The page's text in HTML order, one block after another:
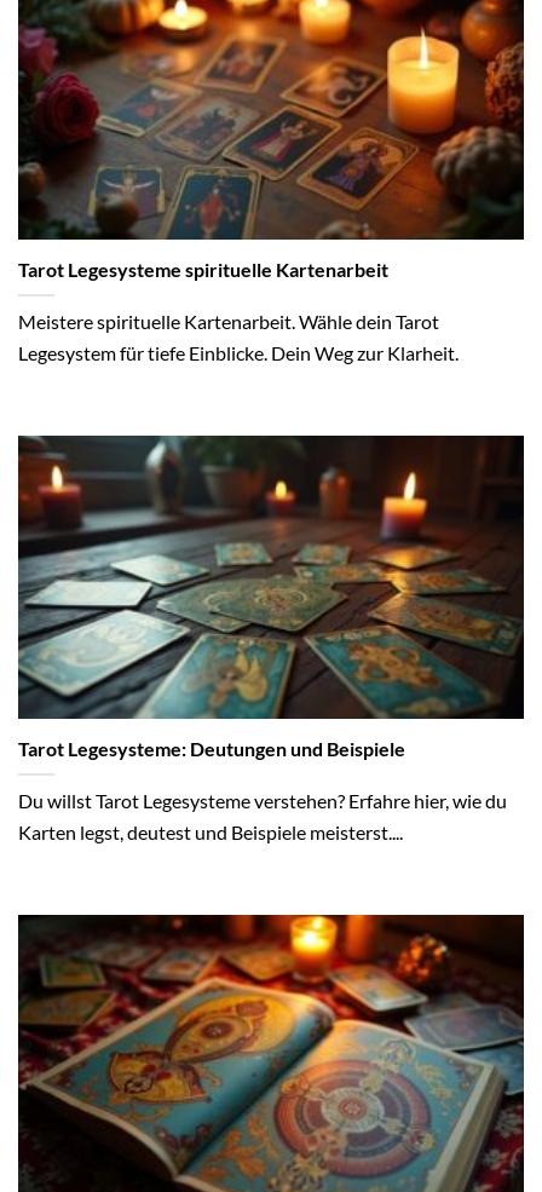
Tarot Legesysteme spirituelle Kartenarbeit
Meistere spirituelle Kartenarbeit. Wähle dein Tarot
Legesystem für tiefe Einblicke. Dein Weg zur Klarheit.
Tarot Legesysteme: Deutungen und Beispiele
Du willst Tarot Legesysteme verstehen? Erfahre hier, wie du
Karten legst, deutest und Beispiele meisterst....